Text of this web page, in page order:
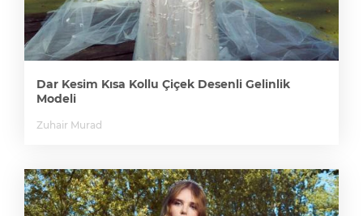
Dar Kesim Kısa Kollu Çiçek Desenli Gelinlik
Modeli
Zuhair Murad